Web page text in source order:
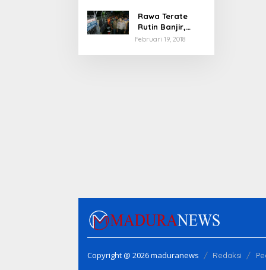
Rawa Terate
Rutin Banjir,
Anies Bakal Cek
Februari 19, 2018
Copyright @ 2026 maduranews Redaksi